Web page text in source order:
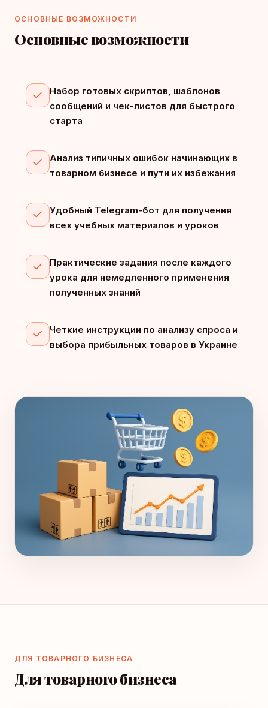
ОСНОВНЫЕ ВОЗМОЖНОСТИ
Основные возможности
Набор готовых скриптов, шаблонов
сообщений и чек-листов для быстрого
старта
Анализ типичных ошибок начинающих в
товарном бизнесе и пути их избежания
Удобный Telegram-бот для получения
всех учебных материалов и уроков
Практические задания после каждого
урока для немедленного применения
полученных знаний
Четкие инструкции по анализу спроса и
выбора прибыльных товаров в Украине
ДЛЯ ТОВАРНОГО БИЗНЕСА
Для товарного бизнеса